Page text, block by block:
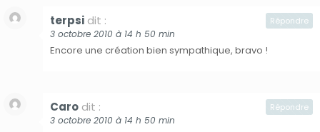
terpsi dit :
3 octobre 2010 à 14 h 50 min
Encore une création bien sympathique, bravo !
Répondre
Caro dit :
3 octobre 2010 à 14 h 50 min
Répondre